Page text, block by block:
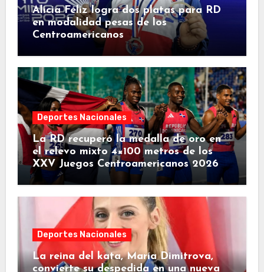
Alicia Féliz logra dos platas para RD
en modalidad pesas de los
Centroamericanos
Deportes Nacionales
La RD recuperó la medalla de oro en
el relevo mixto 4×100 metros de los
XXV Juegos Centroamericanos 2026
Deportes Nacionales
La reina del kata, María Dimitrova,
convierte su despedida en una nueva